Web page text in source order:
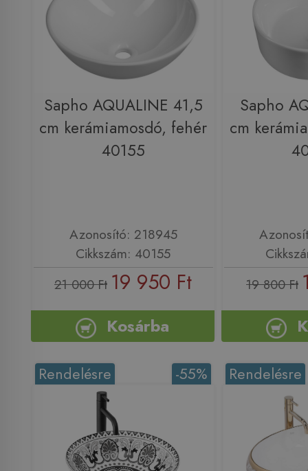
Sapho AQUALINE 41,5
cm kerámiamosdó, fehér
40155
Azonosító: 218945
Cikkszám: 40155
21 000 Ft 19 950 Ft
Kosárba
Sapho
cm
19 800 Ft
-55%
Rendelésre Rendelésre